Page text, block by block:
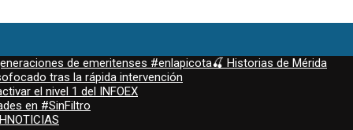
de emeritenses #enlapicota🍒 Historias de Mérida
tras la rápida intervención
el nivel 1 del INFOEX
en #SinFiltro